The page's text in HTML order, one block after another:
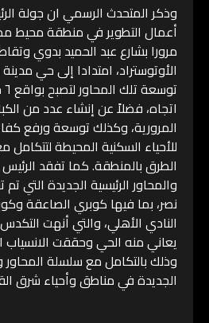
وذكر المتحدث الرسمي ان جولة
أعمال التطوير في منطقة محيط
مرورا بشارع عبد الحميد بدوي
الأوتوستراد، امتدادا إلى حي
اتجاه، فضلاً عن إنشاء عدد من
المرورية، وكذلك توسعة ورفع
للأحياء السكنية المحيطة لتتكامل
الطرق بالمنطقة. كما تفقد
والمحاور الرئيسية الجديدة التي
نصر، بما فيها كوبري الصاعقة
النادي الأهلي، والتي أنهت
يعاني منه الحي وحققت الانسياب
وذلك بالتكامل مع سلسلة المحاور
الجديدة في مناطق وأحياء شرق